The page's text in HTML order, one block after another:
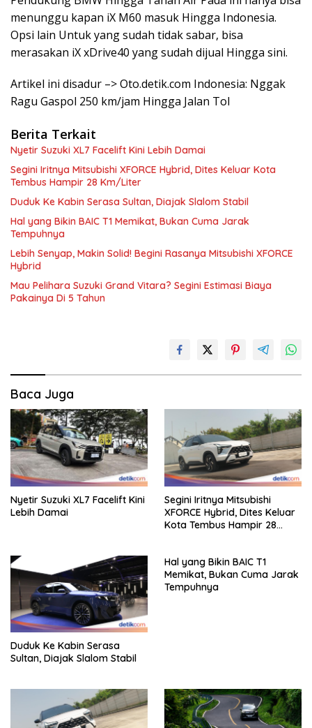
menunggu kapan iX M60 masuk Hingga Indonesia.
Opsi lain Untuk yang sudah tidak sabar, bisa
merasakan iX xDrive40 yang sudah dijual Hingga sini.
Artikel ini disadur –> Oto.detik.com Indonesia: Nggak
Ragu Gaspol 250 km/jam Hingga Jalan Tol
Berita Terkait
Nyetir Suzuki XL7 Facelift Kini Lebih Damai
Segini Iritnya Mitsubishi XFORCE Hybrid, Dites Keluar Kota
Tembus Hampir 28 Km/Liter
Duduk Ke Kabin Serasa Sultan, Diajak Slalom Stabil
Hal yang Bikin BAIC T1 Memikat, Bukan Cuma Jarak
Tempuhnya
Lebih Senyap, Makin Solid! Begini Rasanya Mitsubishi XFORCE
Hybrid
Mau Pelihara Suzuki Grand Vitara? Segini Estimasi Biaya
Pakainya Di 5 Tahun
Baca Juga
Nyetir Suzuki XL7 Facelift Kini
Lebih Damai
Segini Iritnya Mitsubishi
XFORCE Hybrid, Dites Keluar
Kota Tembus Hampir 28
Duduk Ke Kabin Serasa
Sultan, Diajak Slalom Stabil
Hal yang Bikin BAIC T1
Memikat, Bukan Cuma Jarak
Tempuhnya